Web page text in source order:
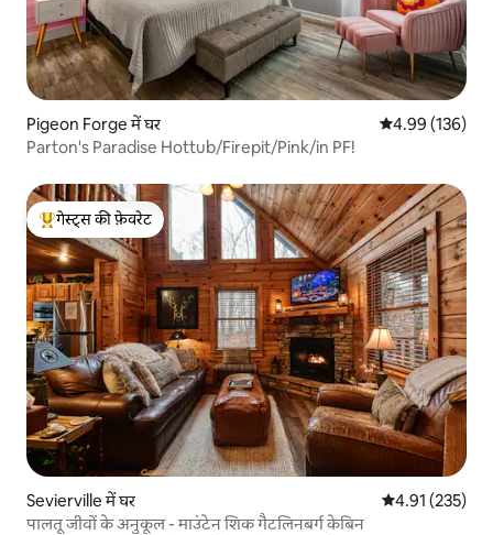
Pigeon Forge में घर औसत रेटिंग 5 में से
4.99 (136)
Parton's Paradise Hottub/Firepit/Pink/in PF!
गेस्ट्स का टॉप फ़ेवरेट
गेस्ट्स की फ़ेवरेट
Sevierville में घर औसत रेटिंग 5 में से
4.91 (235)
पालतू जीवों के अनुकूल - माउंटेन शिक गैटलिनबर्ग केबिन